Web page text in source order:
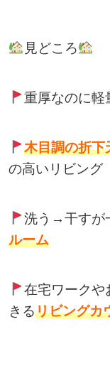
見どころ
重厚なのに軽
木目調の折下
の高いリビング
洗う→干すが
ルーム
在宅ワークや
きるリビングカ